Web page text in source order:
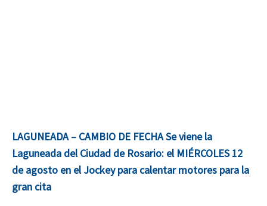
LAGUNEADA – CAMBIO DE FECHA Se viene la
Laguneada del Ciudad de Rosario: el MIÉRCOLES 12
de agosto en el Jockey para calentar motores para la
gran cita